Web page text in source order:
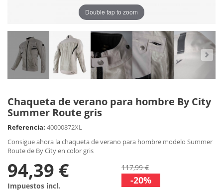
Double tap to zoom
Chaqueta de verano para hombre By City
Summer Route gris
Referencia: 40000872XL
Consigue ahora la chaqueta de verano para hombre modelo Summer
Route de By City en color gris
94,39 €
Impuestos incl.
117,99 €
-20%